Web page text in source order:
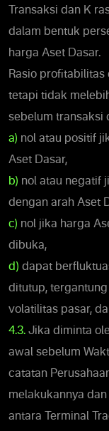
Transaksi dan K
dalam bentuk
harga Aset Dasar.
Rasio
tetapi tidak
sebelum transaksi
a) nol atau positif
Aset Dasar,
b) nol atau negatif
dengan arah Aset
c) nol jika harga
dibuka,
d) dapat
ditutup,
volatilitas pasar,
4.3. Jika diminta
awal sebelum
catatan
melakukannya
antara Terminal